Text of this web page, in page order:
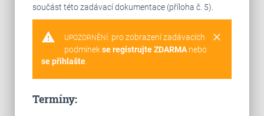
součást této zadávací dokumentace (příloha č. 5).
warning clear
UPOZORNĚNÍ: pro zobrazení zadávacích
podmínekse registrujte ZDARMAnebo
se přihlašte.
Termíny: